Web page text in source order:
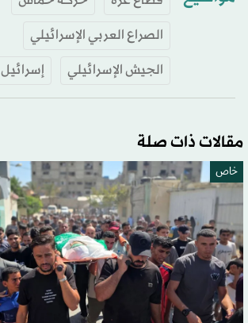
الصراع العربي الإسرائيلي
الجيش الإسرائيلي
إسرائيل
مقالات ذات صلة
خاص